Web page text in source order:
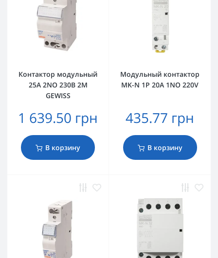
Контактор модульный
25A 2NO 230В 2M
GEWISS
1 639.50 грн
В корзину
Модульный контактор
MK-N 1P 20A 1NO 220V
435.77 грн
В корзину